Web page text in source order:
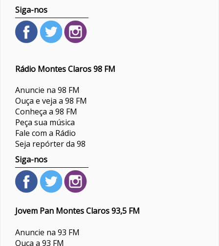
Siga-nos
Rádio Montes Claros 98 FM
Anuncie na 98 FM
Ouça e veja a 98 FM
Conheça a 98 FM
Peça sua música
Fale com a Rádio
Seja repórter da 98
Siga-nos
Jovem Pan Montes Claros 93,5 FM
Anuncie na 93 FM
Ouça a 93 FM